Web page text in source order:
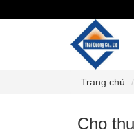
Trang chủ
Cho